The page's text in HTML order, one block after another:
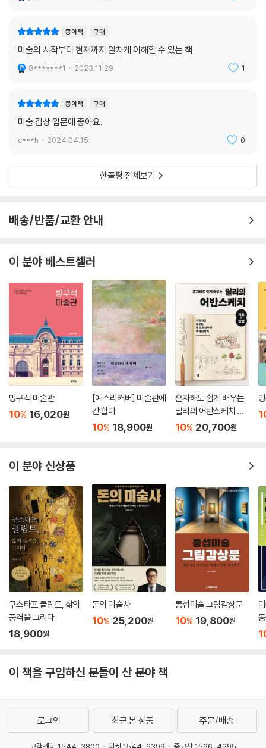
종이책 구매
미술의 시작부터 현재까지 알차게 이해할 수 있는 책
8*******1 2023.11.29. 1
종이책 구매
미술 감상 입문에 좋아요.
c***h 2024.04.15. 0
한줄평 전체보기
배송/반품/교환 안내
이 분야 베스트셀러
방구석 미술관
10% 16,020원
[예스리커버] 미술관에
간 할미
10% 18,900원
혼자해도 쉽게 배우는
릴리의 어반스케치 기
초+완성
10% 20,700원
이 분야 신상품
구스타프 클림트, 삶의
품격을 그리다
18,900원
돈의 미술사
10% 25,200원
통섭미술 그림감상문
10% 19,800원
이 책을 구입하신 분들이 산 분야 책
로그인 최근 본 상품 주문/배송